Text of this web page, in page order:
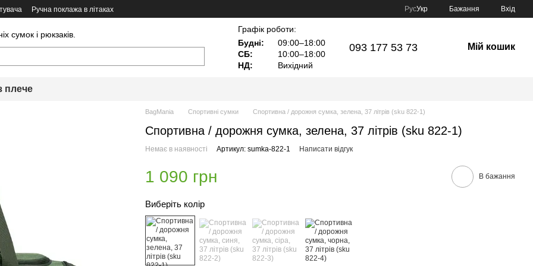
Ручна поклажа в літаках РусУкр Бажання Вхід
сумок і рюкзаків.
Графік роботи:
Будні:
09:00–18:00
СБ:
10:00–18:00
НД:
Вихідний
093 177 53 73 Мій кошик
плече
BagMania Спортивні сумки Спортивна / дорожня сумка, зелена, 37 літрів (sku 822-1)
Спортивна / дорожня сумка, зелена, 37 літрів (sku 822-1)
Немає в наявності Артикул: sumka-822-1 Написати відгук
1 090 грн В бажання
Виберіть колір